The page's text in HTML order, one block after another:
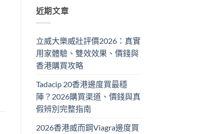
近期文章
立威大樂威壯評價2026：真實
用家體驗、雙效效果、價錢與
香港購買攻略
Tadacip 20香港邊度買最穩
陣？2026購買渠道、價錢與真
假辨別完整指南
2026香港威而鋼Viagra邊度買